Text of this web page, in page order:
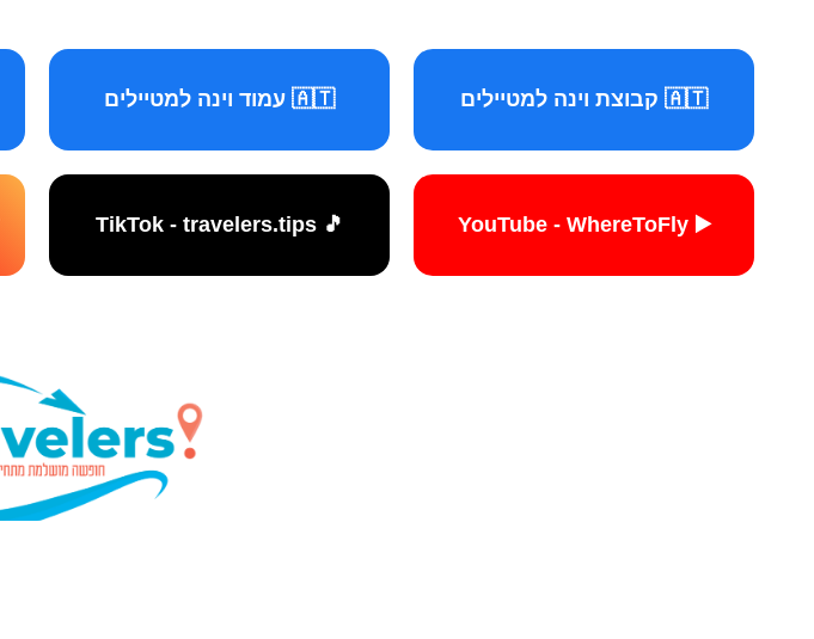
🇦🇹 קבוצת וינה למטיילים 🇦🇹 עמוד וינה למטיילים
▶️ YouTube - WhereToFly
🎵 TikTok - travelers.tips